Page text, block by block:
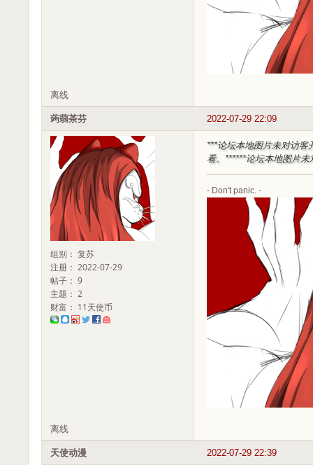
离线
2022-07-29 22:09
蒟蒻茶芬
组别： 复苏
注册： 2022-07-29
帖子： 9
主题： 2
财富： 11天使币
***论坛本地图片未对访客
看。******论坛本地图片未
- Don't panic. -
离线
2022-07-29 22:39
天使动漫